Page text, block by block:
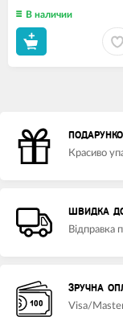
В наличии
Красиво
ШВИДКА
Відправка
ЗРУЧНА
Visa/